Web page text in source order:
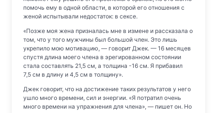
помочь ему в одной области, в которой его отношения с
женой испытывали недостаток: в сексе.
«Позже моя жена призналась мне в измене и рассказала о
том, что у того мужчины был большой член. Это лишь
укрепило мою мотивацию, — говорит Джек. — 16 месяцев
спустя длина моего члена в эрегированном состоянии
стала составлять 21,5 см, а толщина -16 см. Я прибавил
7,5 см в длину и 4,5 см в толщину».
Джек говорит, что на достижение таких результатов у него
ушло много времени, сил и энергии. «Я потратил очень
много времени на упражнения для члена», — пишет он. Но